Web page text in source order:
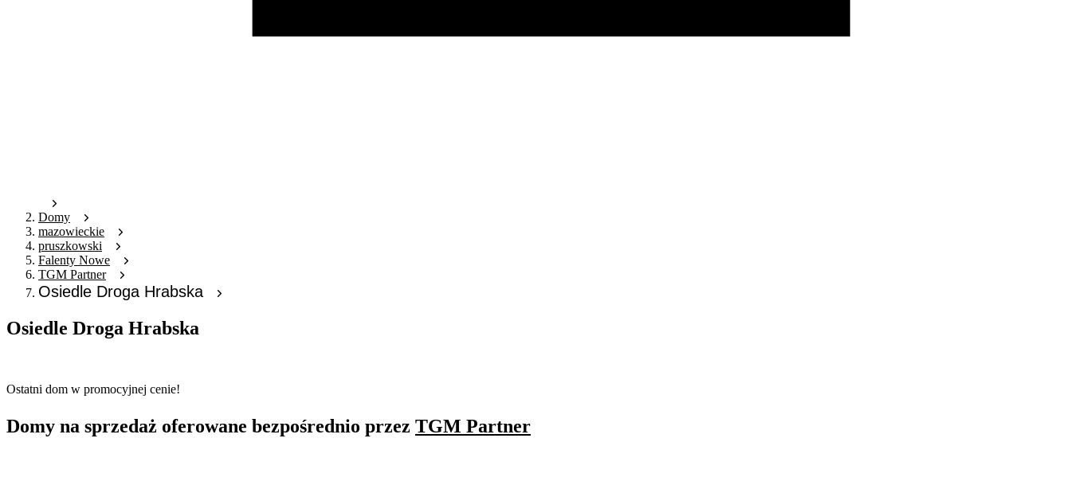
Domy
mazowieckie
pruszkowski
Falenty Nowe
TGM Partner
Osiedle Droga Hrabska
Osiedle Droga Hrabska
Ostatni dom w promocyjnej cenie!
Domy na sprzedaż oferowane bezpośrednio przez TGM Partner